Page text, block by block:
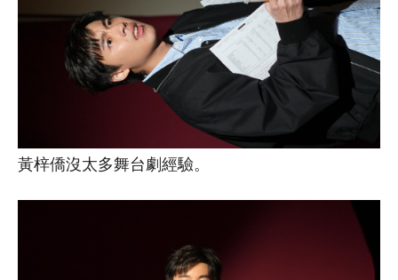
黃梓僑沒太多舞台劇經驗。